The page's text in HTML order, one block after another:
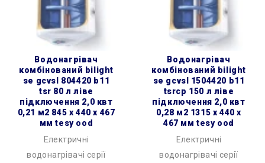
водонагрівач
комбінований bilight
se gcvsl 804420 b11
tsr 80 л ліве
підключення 2,0 квт
0,21 м2 845 x 440 x 467
мм tesy ood
Електричні
водонагрівачі серії
водонагрівач
комбінований bilight
se gcvsl 1504420 b11
tsrcp 150 л ліве
підключення 2,0 квт
0,28 м2 1315 x 440 x
467 мм tesy ood
Електричні
водонагрівачі серії